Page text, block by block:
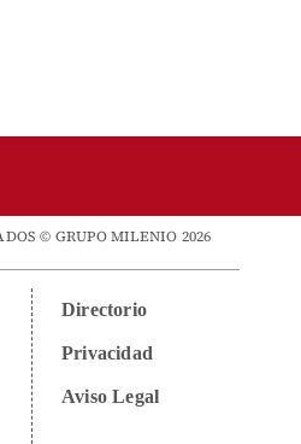
© GRUPO MILENIO 2026
Directorio
Privacidad
Aviso Legal